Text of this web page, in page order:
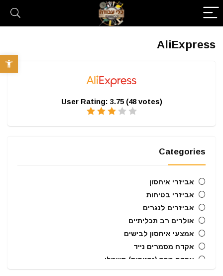
פתח
AliExpress
User Rating: 3.75 (48votes)
Categories
אביזרי איחסון
אביזרי בטיחות
אביזרים לנגרים
אולרים רב תכליתיים
אמצעי איחסון לבישים
אקדח מסמרים נייד
אקדח מרק (נקניקים) חשמלי